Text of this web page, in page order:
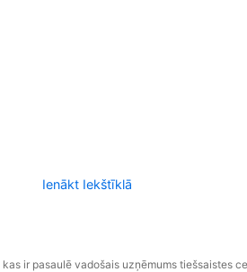
Ienākt Iekštīklā
ir pasaulē vadošais uzņēmums tiešsaistes